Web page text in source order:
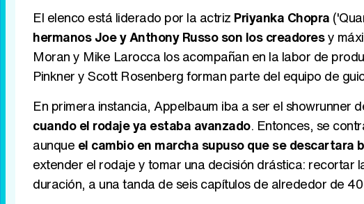
El elenco está liderado por la actriz Priyanka Chopra
hermanos Joe y Anthony Russo son los creadoresy
Moran y Mike Larocca los acompañan en la labor de
Pinkner y Scott Rosenberg forman parte del equipo de
En primera instancia, Appelbaum iba a ser el showrunner
cuando el rodaje ya estaba avanzado. Entonces, se
aunque el cambio en marcha supuso que se
extender el rodaje y tomar una decisión drástica:
duración, a una tanda de seis capítulos de alrededor de